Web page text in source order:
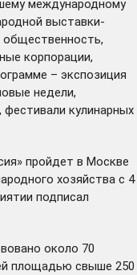
международному
выставки-
корпорации,
– экспозиция
недели,
фестивали кулинарных
пройдет в Москве
хозяйства с 4
подписал
около 70
площадью свыше 250